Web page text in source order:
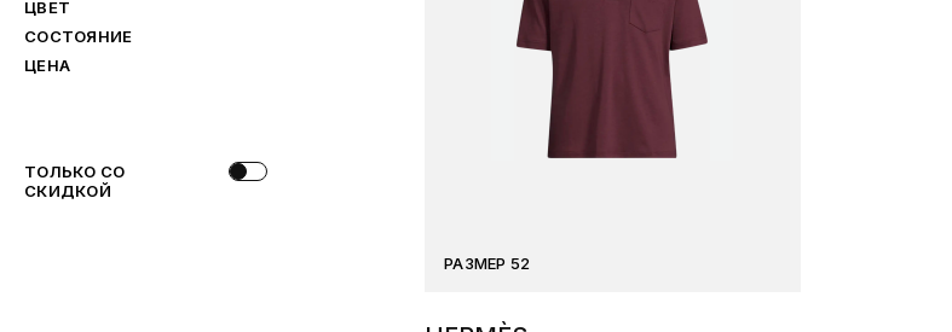
ЦВЕТ
СОСТОЯНИЕ
ЦЕНА
ТОЛЬКО СО
СКИДКОЙ
РАЗМЕР 52